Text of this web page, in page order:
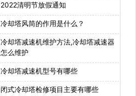
2022清明节放假通知
冷却塔风筒的作用是什么？
冷却塔减速机维护方法,冷却塔减速器
怎么维护
冷却塔减速机型号有哪些
闭式冷却塔检修项目主要有哪些